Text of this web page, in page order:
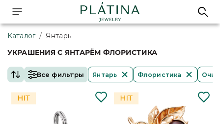
Каталог / Янтарь
УКРАШЕНИЯ С ЯНТАРЁМ ФЛОРИСТИКА
Все фильтры Янтарь Флористика